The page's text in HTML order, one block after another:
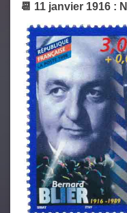
📆 11 janvier 1916 :